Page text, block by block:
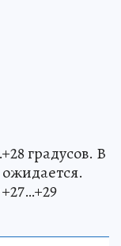
градусов. В